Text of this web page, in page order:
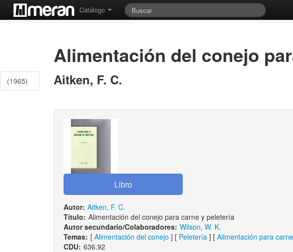
Catálogo
(1965)
Alimentación del conejo
Aitken, F. C.
Autor: Aitken, F. C.
Título: Alimentación del conejo para carne y peletería
Autor secundario/Colaboradores: Wilson, W. K.
Temas: [ Alimentación del conejo ] [ Peletería] [ Alimentación para carne
CDU: 636.92